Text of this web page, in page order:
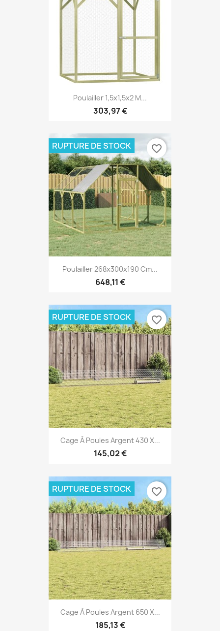
Poulailler 1,5x1,5x2 M...
303,97 €
Poulailler 268x300x190 Cm...
648,11 €
RUPTURE DE STOCK favorite_border
Cage À Poules Argent 430 X...
145,02 €
RUPTURE DE STOCK favorite_border
Cage À Poules Argent 650 X...
185,13 €
RUPTURE DE STOCK favorite_border